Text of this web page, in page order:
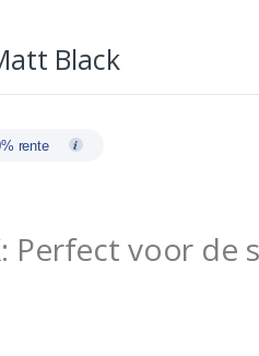
Black
rente
Perfect voor de